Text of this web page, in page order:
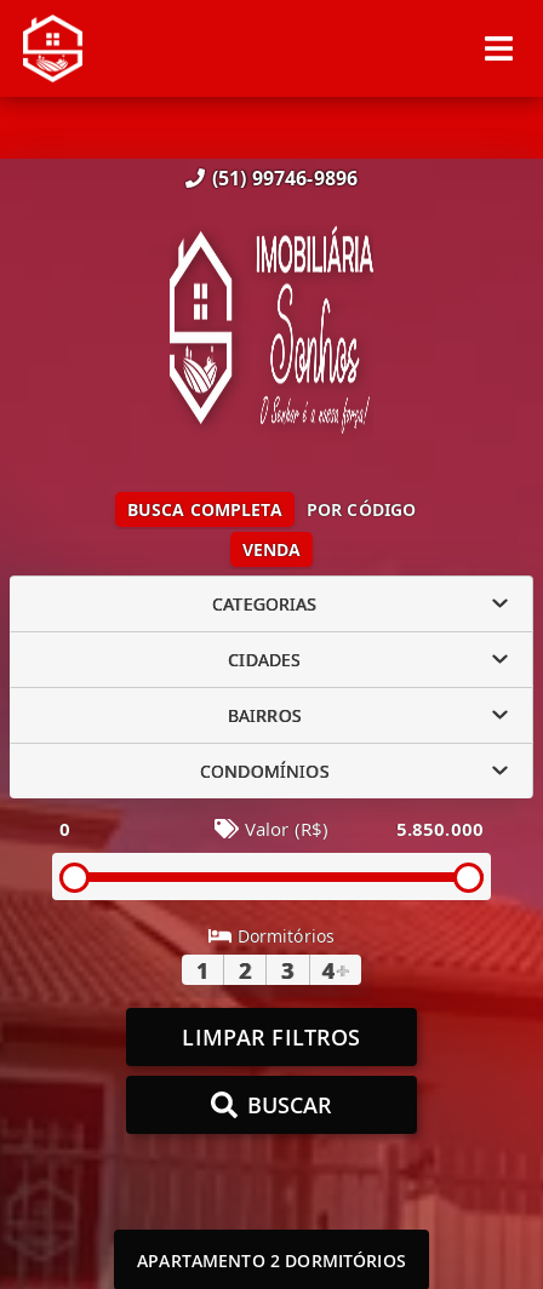
(51) 99746-9896
VENDA
BUSCA COMPLETA POR CÓDIGO
CATEGORIAS
CIDADES
BAIRROS
CONDOMÍNIOS
0 Valor (R$) 5.850.000
Dormitórios
1 2 3 4+
LIMPAR FILTROS
BUSCAR
APARTAMENTO 2 DORMITÓRIOS